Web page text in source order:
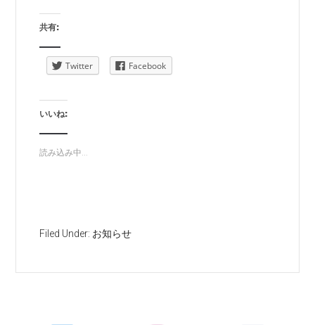
共有:
Twitter Facebook
いいね:
読み込み中...
Filed Under: お知らせ